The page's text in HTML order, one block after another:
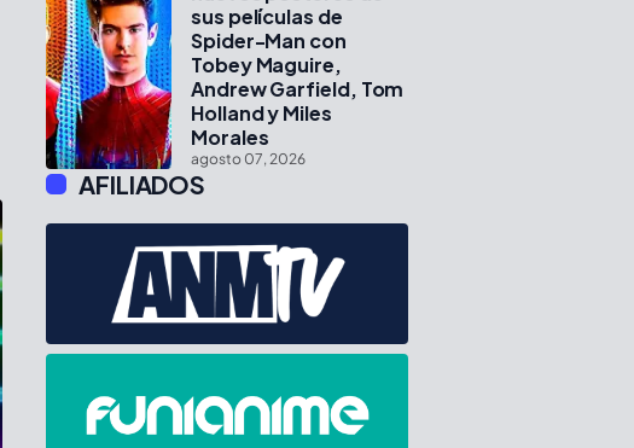
sus películas de
Spider-Man con
Tobey Maguire,
Andrew Garfield, Tom
Holland y Miles
Morales
agosto 07, 2026
AFILIADOS